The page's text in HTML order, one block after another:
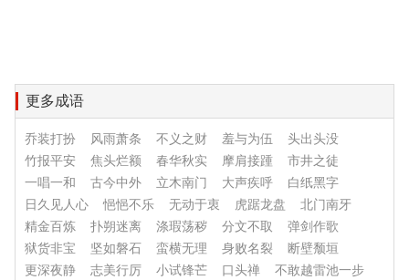
更多成语
乔装打扮 风雨萧条 不义之财 羞与为伍
头出头没
竹报平安
焦头烂额 春华秋实 摩肩接踵
市井之徒
一唱一和
古今中外 立木南门 大声疾呼
白纸黑字
日久见人心
悒悒不乐 无动于衷 虎踞龙盘
北门南牙
精金百炼
扑朔迷离 涤瑕荡秽 分文不取
弹剑作歌
狱货非宝
坚如磐石 蛮横无理 身败名裂
断壁颓垣
更深夜静
志美行厉 小试锋芒 口头禅
不敢越雷池一步